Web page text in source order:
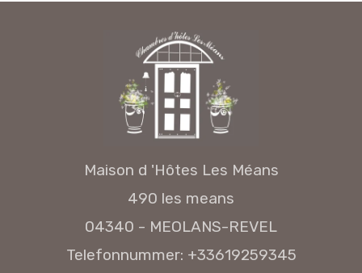
Maison d 'Hôtes Les Méans
490 les means
04340 - MEOLANS-REVEL
Telefonnummer: +33619259345